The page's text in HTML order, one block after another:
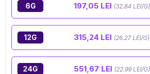
6G 197,05 LEI (32.84 LEI/G)
12G 315,24 LEI (26.27 LEI/G)
24G 551,67 LEI (22.99 LEI/G)